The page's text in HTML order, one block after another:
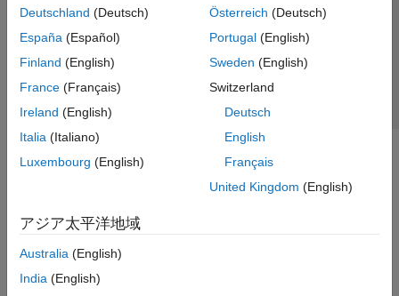
Deutschland (Deutsch)
España (Español)
Finland (English)
France (Français)
Ireland (English)
Italia (Italiano)
Luxembourg (English)
Österreich (Deutsch)
Portugal(English)
Sweden (English)
Switzerland
Deutsch
English
Français
United Kingdom (English)
アジア太平洋地域
Australia (English)
India (English)
© 1994-2026 The MathWorks, Inc.